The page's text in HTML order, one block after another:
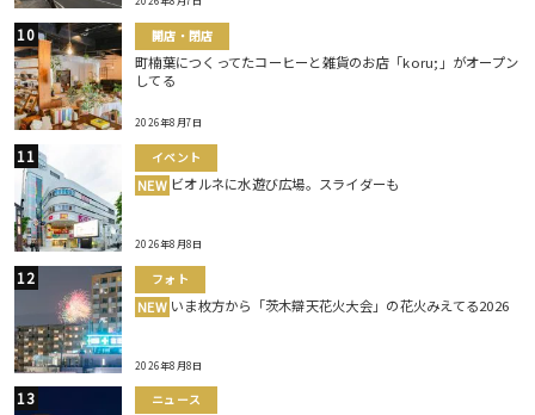
開店・閉店
町楠葉につくってたコーヒーと雑貨のお店「koru;」がオープン
してる
2026年8月7日
イベント
NEW ビオルネに水遊び広場。スライダーも
2026年8月8日
フォト
NEW いま枚方から「茨木辯天花火大会」の花火みえてる2026
2026年8月8日
ニュース